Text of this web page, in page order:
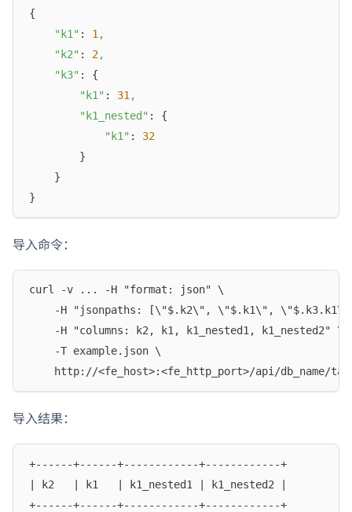
{
"k1" : 1,
"k2" : 2,
"k3" : {
"k1" : 31,
"k1_nested" : {
"k1" : 32
        }
    }
}
导入命令：
curl -v ... -H "format: json" \
-H "jsonpaths: [\"$.k2\", \"$.k1\",
    -H "columns: k2, k1, k1_nested1, k1_nested2" \
    -T example.json \
http://<fe_host>:<fe_http_port>/api/db_name/
导入结果：
+------+------+------------+------------+
| k2   | k1   | k1_nested1 | k1_nested2 |
+------+------+------------+------------+